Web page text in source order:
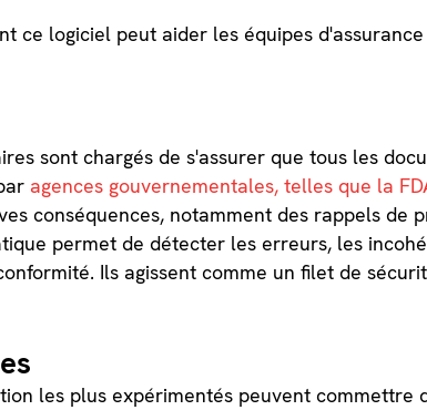
ce logiciel peut aider les équipes
sont chargés de s'assurer que tous les
agences gouvernementales, telles que la
conséquences, notamment des rappels de
permet de détecter les erreurs, les
Ils agissent comme un filet de
les plus expérimentés peuvent commettre